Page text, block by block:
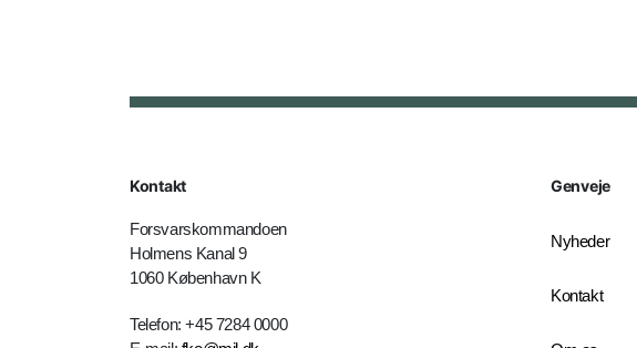
Kontakt
Forsvarskommandoen
Holmens Kanal 9
1060 København K
Telefon: +45 7284 0000
Genveje
Nyheder
Kontakt